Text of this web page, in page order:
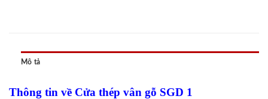
Mô tả
Thông tin về Cửa thép vân gỗ SGD 1